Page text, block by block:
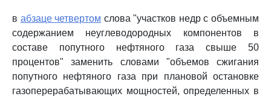
в абзаце четвертом слова "участков недр с объемным
содержанием неуглеводородных компонентов в
составе попутного нефтяного газа свыше 50
процентов" заменить словами "объемов сжигания
попутного нефтяного газа при плановой остановке
газоперерабатывающих мощностей, определенных в